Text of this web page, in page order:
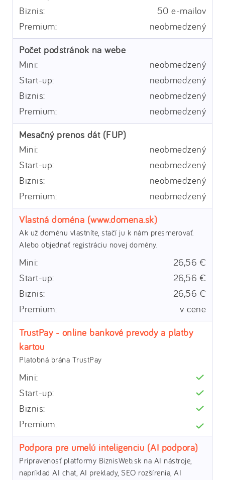
50 e-mailov
neobmedzený
Počet podstránok na webe
neobmedzený
neobmedzený
neobmedzený
neobmedzený
Mesačný prenos dát (FUP)
neobmedzený
neobmedzený
neobmedzený
neobmedzený
Vlastná doména (www.domena.sk)
Ak už doménu vlastníte, stačí ju k nám presmerovať.
Alebo objednať registráciu novej domény.
26,56 €
26,56 €
26,56 €
v cene
TrustPay - online bankové prevody a platby
kartou
Platobná brána TrustPay
Podpora pre umelú inteligenciu (AI podpora)
Pripravenosť platformy BiznisWeb.sk na AI nástroje,
napríklad AI chat, AI preklady, SEO rozšírenia, AI